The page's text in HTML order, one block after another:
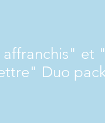
et
Duo